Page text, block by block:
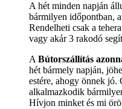
A hét minden napján
bármilyen időpontban,
Rendelheti csak a
vagy akár 3 rakodó
A Bútorszállítás
hét bármely napján,
estére, ahogy önnek jó.
alkalmazkodik
Hívjon minket és mi